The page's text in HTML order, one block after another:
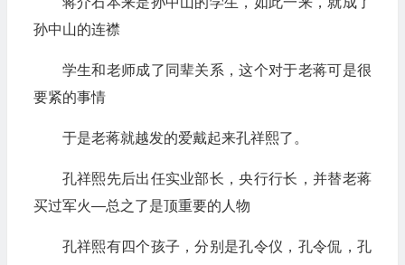
孙中山的连襟
学生和老师成了同辈关系，这个对于老蒋可是很
要紧的事情
于是老蒋就越发的爱戴起来孔祥熙了。
孔祥熙先后出任实业部长，央行行长，并替老蒋
买过军火—总之了是顶重要的人物
孔祥熙有四个孩子，分别是孔令仪，孔令侃，孔